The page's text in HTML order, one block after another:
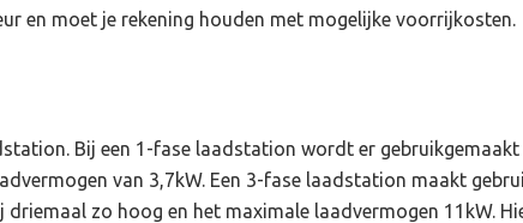
en moet je rekening houden met mogelijke voorrijkosten.
Bij een 1-fase laadstation wordt er
van 3,7kW. Een 3-fase laadstation maakt
zo hoog en het maximale laadvermogen 11kW.